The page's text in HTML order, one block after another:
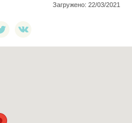
Загружено: 22/03/2021